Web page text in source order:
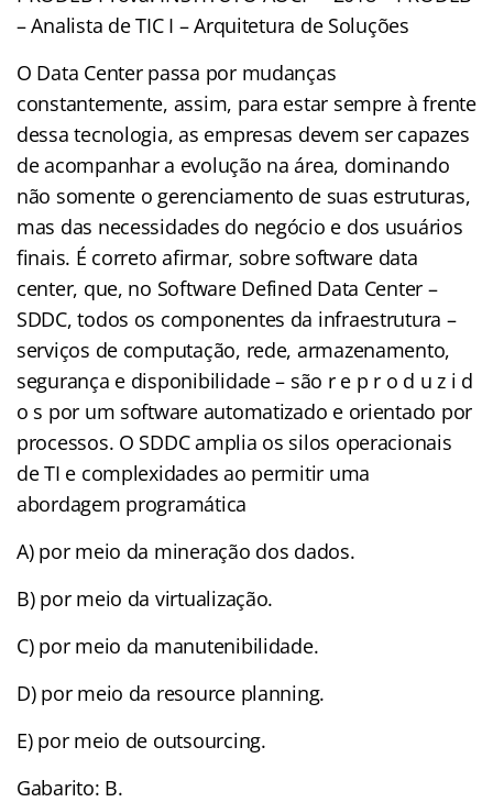
– Analista de TIC I – Arquitetura de Soluções
O Data Center passa por mudanças
constantemente, assim, para estar sempre à frente
dessa tecnologia, as empresas devem ser capazes
de acompanhar a evolução na área, dominando
não somente o gerenciamento de suas estruturas,
mas das necessidades do negócio e dos usuários
finais. É correto afirmar, sobre software data
center, que, no Software Defined Data Center –
SDDC, todos os componentes da infraestrutura –
serviços de computação, rede, armazenamento,
segurança e disponibilidade – são r e p r o d u z i d
o s por um software automatizado e orientado por
processos. O SDDC amplia os silos operacionais
de TI e complexidades ao permitir uma
abordagem programática
A) por meio da mineração dos dados.
B) por meio da virtualização.
C) por meio da manutenibilidade.
D) por meio da resource planning.
E) por meio de outsourcing.
Gabarito: B.